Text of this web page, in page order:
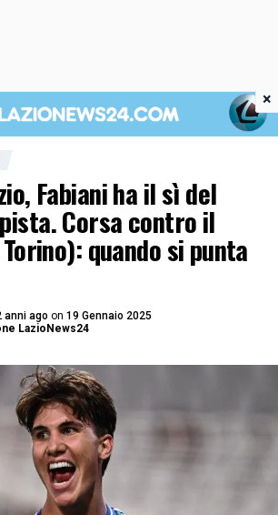
Fabiani ha il sì del
Corsa contro il
quando si punta
anni ago on 19 Gennaio 2025
LazioNews24
×